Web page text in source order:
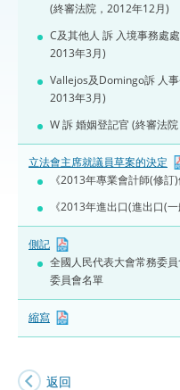
(終審法院，2012年12月)
C及其他人 訴 入境事務處
2013年3月)
Vallejos及Domingo訴 人
2013年3月)
W 訴 婚姻登記官 (終審法
立法會主席就議員草案的決定
《2013年專業會計師(修訂)
《2013年進出口(進出口(
側記
全國人民代表大會常務委
委員會名單
縮寫
返回